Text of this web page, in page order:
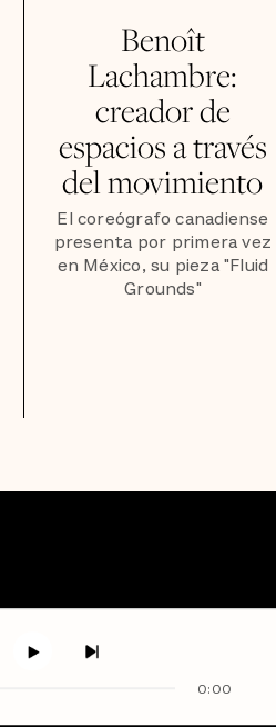
Benoît
Lachambre:
creador de
espacios a través
del movimiento
El coreógrafo canadiense
presenta por primera vez
en México, su pieza "Fluid
Grounds"
0:00